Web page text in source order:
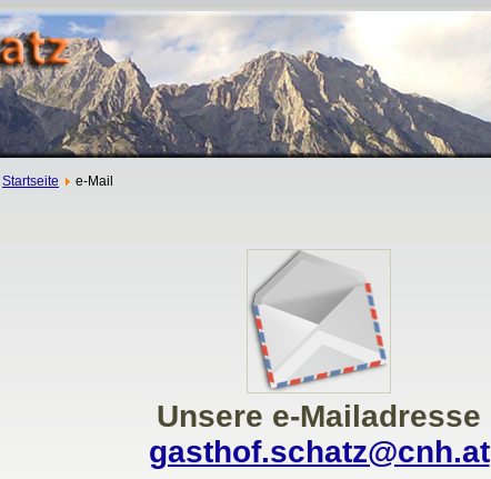
Startseite e-Mail
Unsere e-Mailadresse
gasthof.schatz@cnh.at